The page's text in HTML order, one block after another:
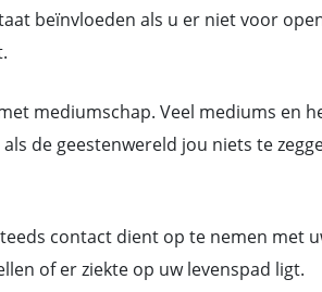
beïnvloeden als u er niet voor
mediumschap. Veel mediums en
de geestenwereld jou niets te
contact dient op te nemen met
of er ziekte op uw levenspad ligt.